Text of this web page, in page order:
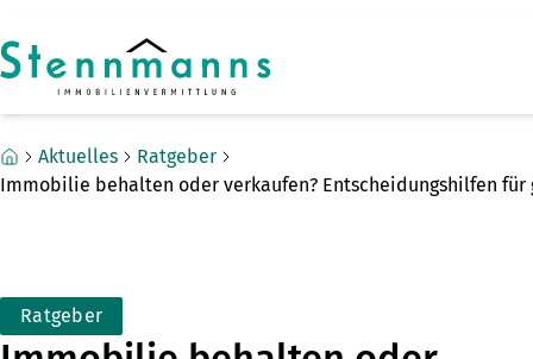
Zum Fuß springen
Aktuelles
Ratgeber
Immobilie behalten oder verkaufen? Entscheidungshilfen für
Ratgeber